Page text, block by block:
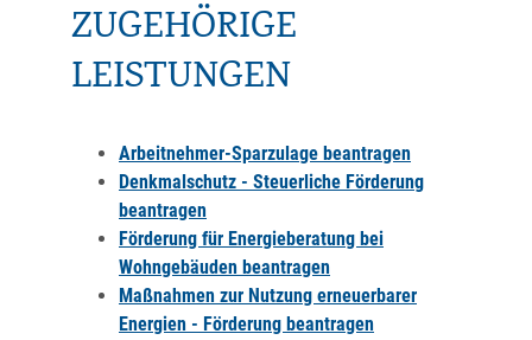
ZUGEHÖRIGE
LEISTUNGEN
Arbeitnehmer-Sparzulage beantragen
Denkmalschutz - Steuerliche Förderung
beantragen
Förderung für Energieberatung bei
Wohngebäuden beantragen
Maßnahmen zur Nutzung erneuerbarer
Energien - Förderung beantragen